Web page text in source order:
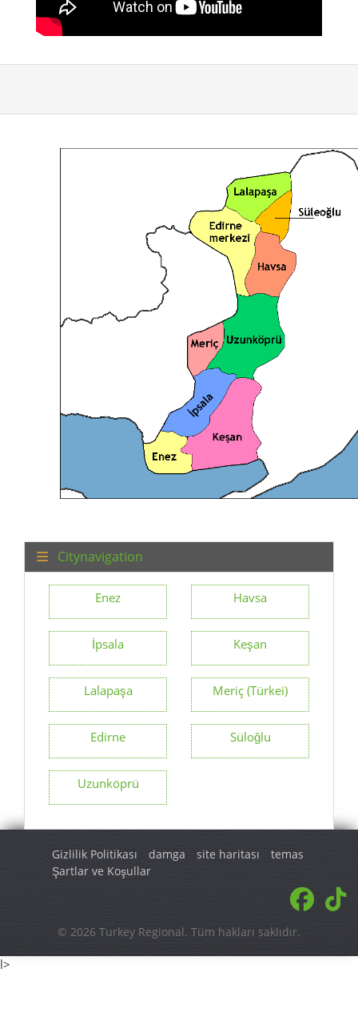
Citynavigation
Enez Havsa
İpsala Keşan
Lalapaşa Meriç (Türkei)
Edirne Süloğlu
Uzunköprü
Gizlilik Politikası damga site haritası
temas
Şartlar ve Koşullar
© 2026 Turkey Regional. Tüm hakları saklıdır.
l>